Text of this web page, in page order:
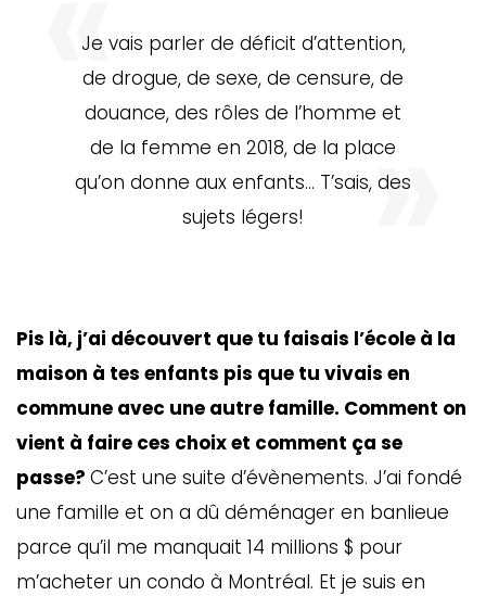
Je vais parler de déficit d’attention,
de drogue, de sexe, de censure, de
douance, des rôles de l’homme et
de la femme en 2018, de la place
qu’on donne aux enfants… T’sais, des
sujets légers!
Pis là, j’ai découvert que tu faisais l’école à la
maison à tes enfants pis que tu vivais en
commune avec une autre famille. Comment on
vient à faire ces choix et comment ça se
passe? C’est une suite d’évènements. J’ai fondé
une famille et on a dû déménager en banlieue
parce qu’il me manquait 14 millions $ pour
m’acheter un condo à Montréal. Et je suis en